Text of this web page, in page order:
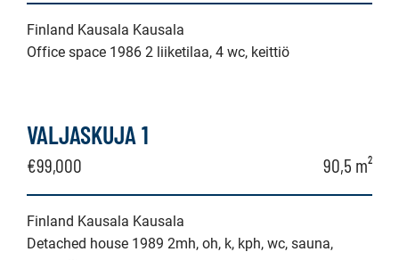
Finland Kausala Kausala
Office space 1986 2 liiketilaa, 4 wc, keittiö
VALJASKUJA 1
€99,000 90,5 m²
Finland Kausala Kausala
Detached house 1989 2mh, oh, k, kph, wc, sauna,